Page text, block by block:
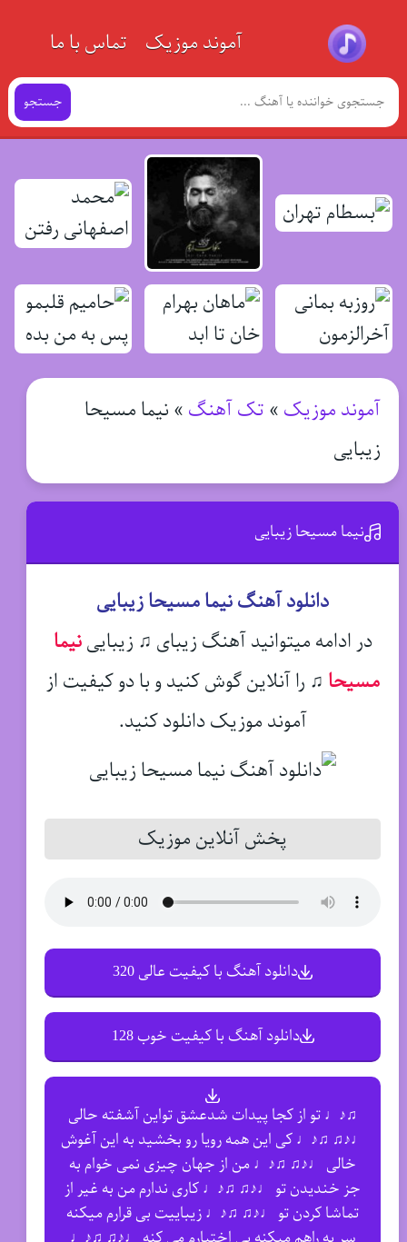
آموند موزیک تماس با ما
جستجو
آموند موزیک » تک آهنگ » نیما مسیحا
زیبایی
نیما مسیحا زیبایی
دانلود آهنگ نیما مسیحا زیبایی
در ادامه میتوانید آهنگ زیبای ♫ زیبایینیما
مسیحا ♫ را آنلاین گوش کنید و با دو کیفیت از
آموند موزیک دانلود کنید.
پخش آنلاین موزیک
دانلود آهنگ با کیفیت عالی 320
دانلود آهنگ با کیفیت خوب 128
♫♪♩ تو از کجا پیدات شدعشق تواین آشفته حالی
♩♪♫ ♫♪♩ کی این همه رویا رو بخشید به این آغوش
خالی ♩♪♫ ♫♪♩ من از جهان چیزی نمی خوام به
جز خندیدن تو ♩♪♫ ♫♪♩ کاری ندارم من به غیر از
تماشا کردن تو ♩♪♫ ♫♪♩ زیباییت بی قرارم میکنه